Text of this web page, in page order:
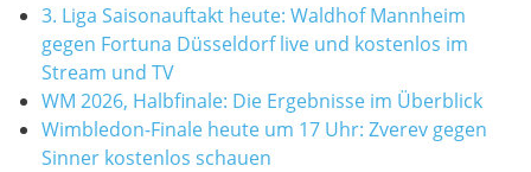
3. Liga Saisonauftakt heute: Waldhof Mannheim
gegen Fortuna Düsseldorf live und kostenlos im
Stream und TV
WM 2026, Halbfinale: Die Ergebnisse im Überblick
Wimbledon-Finale heute um 17 Uhr: Zverev gegen
Sinner kostenlos schauen